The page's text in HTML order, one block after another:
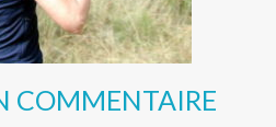
COMMENTAIRE